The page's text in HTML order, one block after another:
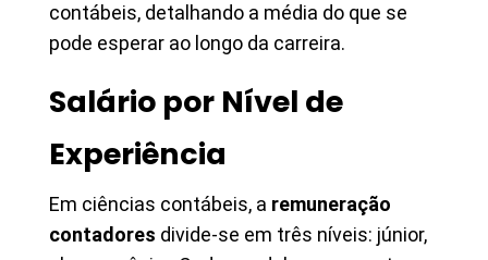
contábeis, detalhando a média do que se
pode esperar ao longo da carreira.
Salário por Nível de
Experiência
Em ciências contábeis, a remuneração
contadores divide-se em três níveis: júnior,